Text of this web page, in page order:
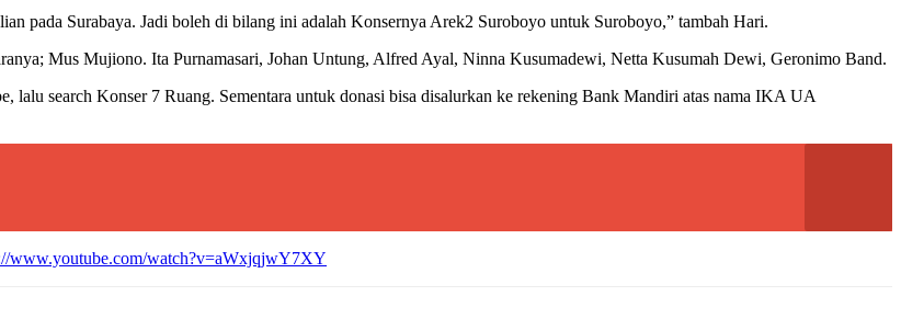
pada Surabaya. Jadi boleh di bilang ini adalah Konsernya Arek2 Suroboyo untuk Suroboyo,” tambah Hari.
Mus Mujiono. Ita Purnamasari, Johan Untung, Alfred Ayal, Ninna Kusumadewi, Netta Kusumah Dewi, Geronimo Band.
search Konser 7 Ruang. Sementara untuk donasi bisa disalurkan ke rekening Bank Mandiri atas nama IKA UA
www.youtube.com/watch?v=aWxjqjwY7XY